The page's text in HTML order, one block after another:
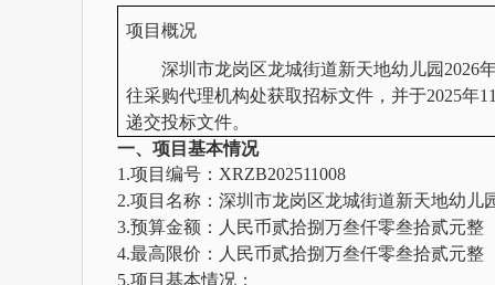
项目概况
深圳市龙岗区龙城街道新天地幼儿园 2026
往采购代理机构处获取招标文件，并于2025年
递交投标文件。
一、项目基本情况
1.项目编号： XRZB202511008
2.项目名称：深圳市龙岗区龙城街道新天地幼儿
3.预算金额：人民币贰拾捌万叁仟零叁拾贰元整
4.最高限价：人民币贰拾捌万叁仟零叁拾贰元整
5.项目基本情况：